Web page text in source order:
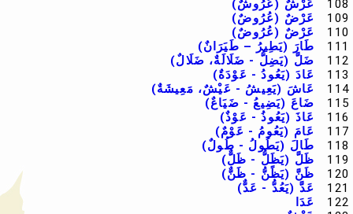
108
عَرْشٌ (عُرُوشٌ)
109
عَرْضٌ (عُرُوضٌ)
110
عَرْضٌ (عُرُوضٌ)
111
طَارَ (يَطِيرُ – طَيَرَانٌ)
112
ضَلَّ (يَضِلُّ - ضَلَالَةٌ، ضَلَالٌ)
113
عَادَ (يَعُودُ - عَوْدَةٌ)
114
عَاشَ (يَعِيشُ - عَيْشٌ، مَعِيشَةٌ)
115
ضَاعَ (يَضِيعُ - ضَيَاعٌ)
116
عَاذَ (يَعُوذُ - عَوْذٌ)
117
عَامَ (يَعُومُ - عَوْمٌ)
118
طَالَ (يَطُولُ - طُولٌ)
119
ظَلَّ (يَظَلُّ - ظَلٌّ)
120
ظَنَّ (يَظًنُّ - ظَنٌّ)
121
عَدَّ (يَعُدُّ - عَدٌّ)
122
عَدَا